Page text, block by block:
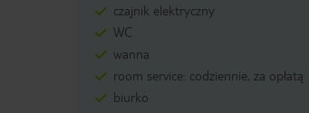
czajnik elektryczny
WC
wanna
room service: codziennie, za opłatą
biurko